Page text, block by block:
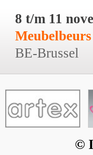
8 t/m 11
BE-Brussel
©